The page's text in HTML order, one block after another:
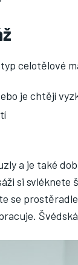
celotělové
je chtějí
a je také
si svléknete
se